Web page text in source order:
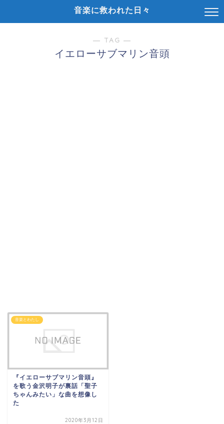
音楽に救われた日々
― TAG ―
イエローサブマリン音頭
音楽とわたし
『イエローサブマリン音頭』
を歌う金沢明子が裏話「聖子
ちゃんみたい」な曲を想像し
た
2020年3月12日